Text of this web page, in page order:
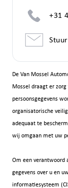
De Van Mossel
Mossel draagt er
persoonsgegevens
organisatorische
adequaat te
wij omgaan met uw
Om een verantwoord
gegevens over u en
informatiesysteem
+31